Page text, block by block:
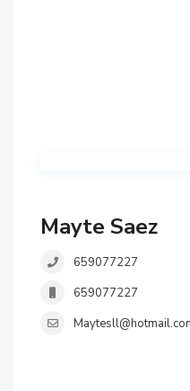
Mayte Saez
659077227
659077227